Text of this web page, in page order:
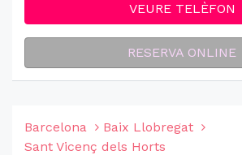
VEURE TELÈFON
RESERVA ONLINE
Barcelona
Baix Llobregat
Sant Vicenç dels Horts